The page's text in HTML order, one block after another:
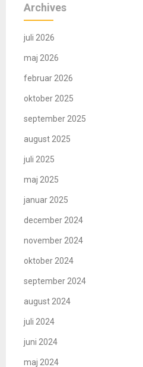
Archives
juli 2026
maj 2026
februar 2026
oktober 2025
september 2025
august 2025
juli 2025
maj 2025
januar 2025
december 2024
november 2024
oktober 2024
september 2024
august 2024
juli 2024
juni 2024
maj 2024